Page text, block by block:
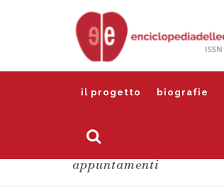
il progetto biografie
appuntamenti